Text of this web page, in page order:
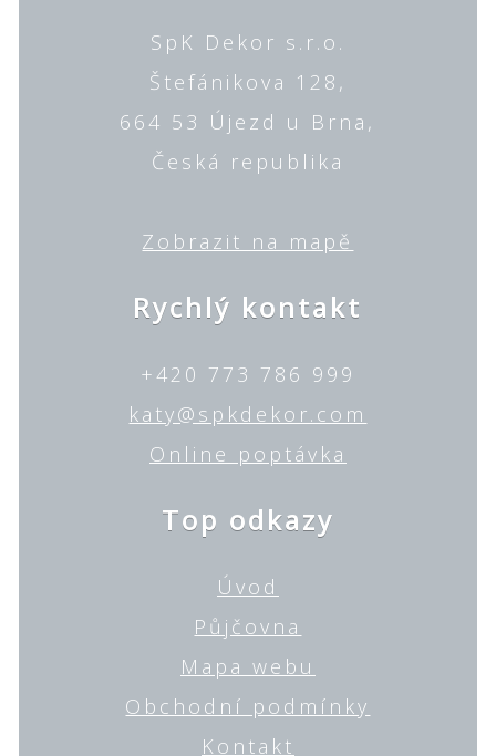
SpK Dekor s.r.o.
Štefánikova 128,
664 53 Újezd u Brna,
Česká republika
Zobrazit na mapě
Rychlý kontakt
+420 773 786 999
katy@spkdekor.com
Online poptávka
Top odkazy
Úvod
Půjčovna
Mapa webu
Obchodní podmínky
Kontakt